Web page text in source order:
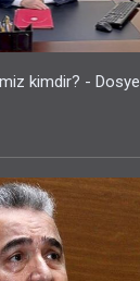
kimdir? - Dosye